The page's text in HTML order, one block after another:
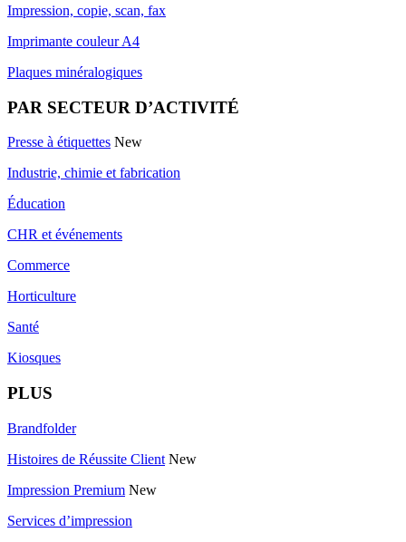
Impression, copie, scan, fax
Imprimante couleur A4
Plaques minéralogiques
PAR SECTEUR D’ACTIVITÉ
Presse à étiquettes New
Industrie, chimie et fabrication
Éducation
CHR et événements
Commerce
Horticulture
Santé
Kiosques
PLUS
Brandfolder
Histoires de Réussite Client New
Impression Premium New
Services d’impression